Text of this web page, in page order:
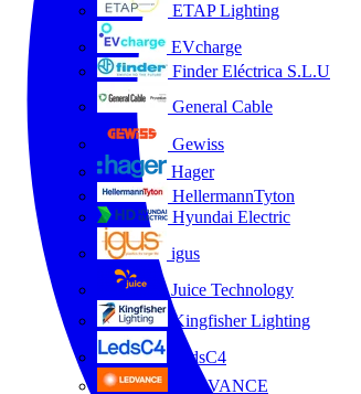
ETAP Lighting
EVcharge
Finder Eléctrica S.L.U
General Cable
Gewiss
Hager
HellermannTyton
Hyundai Electric
igus
Juice Technology
Kingfisher Lighting
LedsC4
LEDVANCE